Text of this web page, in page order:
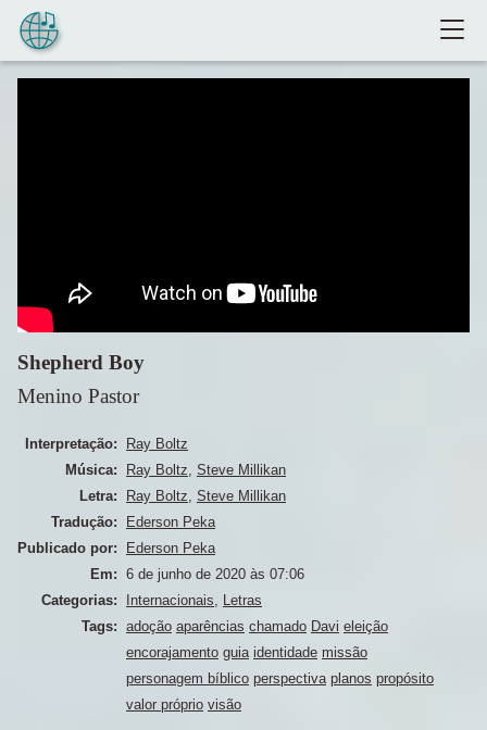
Pular para o conteúdo
Shepherd Boy
Menino Pastor
Interpretação:
Ray Boltz
Música:
Ray Boltz, Steve Millikan
Letra:
Ray Boltz, Steve Millikan
Tradução:
Ederson Peka
Publicado por:
Ederson Peka
Em: 6 de junho de 2020 às 07:06
Categorias:
Internacionais, Letras
Tags: adoção aparências chamado Davi eleição
encorajamento guia identidade missão
personagem bíblico perspectiva planos propósito
valor próprio visão